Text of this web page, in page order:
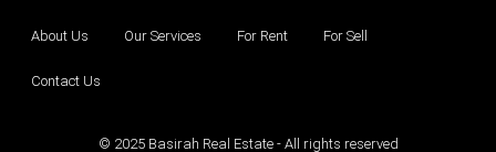
About Us Our Services For Rent For Sell
Contact Us
© 2025 Basirah Real Estate - All rights reserved